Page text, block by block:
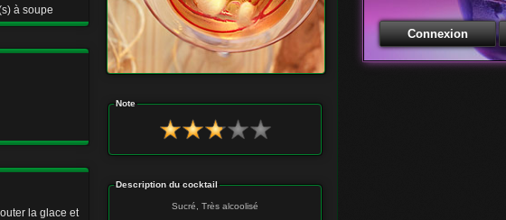
à soupe
la glace et
Note
Description du cocktail
Sucré, Très alcoolisé